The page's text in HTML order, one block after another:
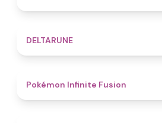
DELTARUNE
Pokémon Infinite Fusion